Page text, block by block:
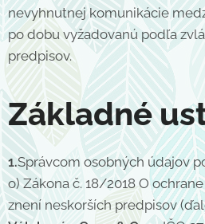
nevyhnutnej komunikácie
po dobu vyžadovanú podľa
predpisov.
Základné
1.Správcom osobných údajov
o) Zákona č. 18/2018 O
znení neskorších predpisov